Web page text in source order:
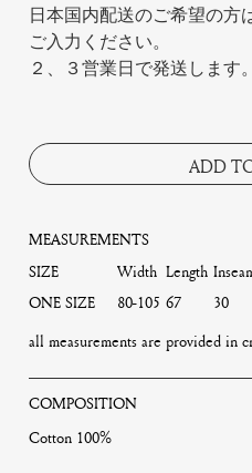
日本国内配送のご希望の方
ご入力ください。
２、３営業日で発送します。
ADD
MEASUREMENTS
SIZE
Width Length
ONE SIZE
80-105 67 30
all measurements are provided in
COMPOSITION
Cotton 100%